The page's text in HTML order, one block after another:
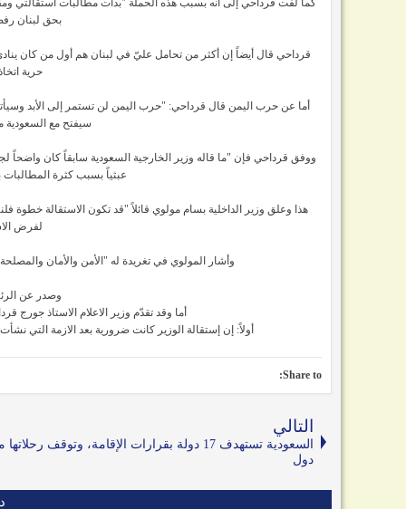
بحق لبنان
قرداحي قال أيضاً إن أكثر من تحامل عليّ في لبنان هم أول من كان ينادي
حرية
أما عن حرب اليمن قال قرداحي: "حرب اليمن لن تستمر إلى الأبد
سيفتح مع السعودية
ووفق قرداحي فإن "ما قاله وزير الخارجية السعودية سابقاً كان واضحاً
عبثياً بسبب كثرة
هذا وعلق وزير الداخلية بسام مولوي قائلاً "قد تكون الاستقالة خطوة
لفرض
وأشار المولوي في تغريدة له "الأمن والأمان
وصدر عن
أما وقد تقدّم وزير الاعلام الاستاذ جورج
أولاً: إن إستقالة الوزير كانت ضرورية بعد الازمة التي
Share to:
التالي
دول